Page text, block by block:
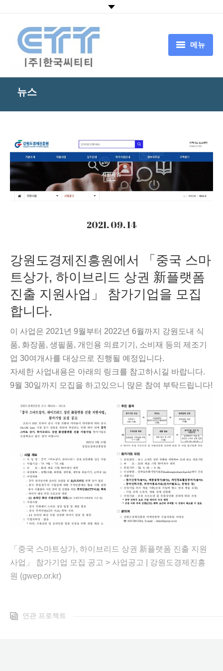
메뉴
CTT기술
뉴스
고객센터
뉴스
2021. 09. 14
강원도경제진흥원에서 「중국 스마
트상가, 하이브리드 상권 新플랫폼
진출 지원사업」 참가기업을 모집
합니다.
이 사업은 2021년 9월부터 2022년 6월까지 강원도내 식
품, 화장품, 생필품, 개인용 의료기기, 소비재 등의 제조기
업 30여개사를 대상으로 진행될 예정입니다.
자세한 사업내용은 아래의 링크를 참고하시길 바랍니다.
9월 30일까지 모집을 하고있으니 많은 참여 부탁드립니다!
「중국 스마트상가, 하이브리드 상권 新플랫폼 진출 지원
사업」 참가기업 모집 공고 > 사업공고 | 강원도경제진흥
원 (gwep.or.kr)
연관 프로젝트